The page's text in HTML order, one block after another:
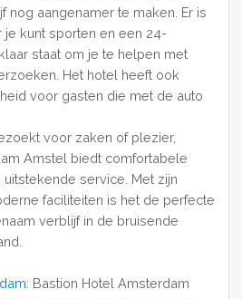
nog aangenamer te maken. Er is
kunt sporten en een 24-
staat om je te helpen met
Het hotel heeft ook
voor gasten die met de auto
voor zaken of plezier,
Amstel biedt comfortabele
service. Met zijn
faciliteiten is het de perfecte
verblijf in de bruisende
: Bastion Hotel Amsterdam